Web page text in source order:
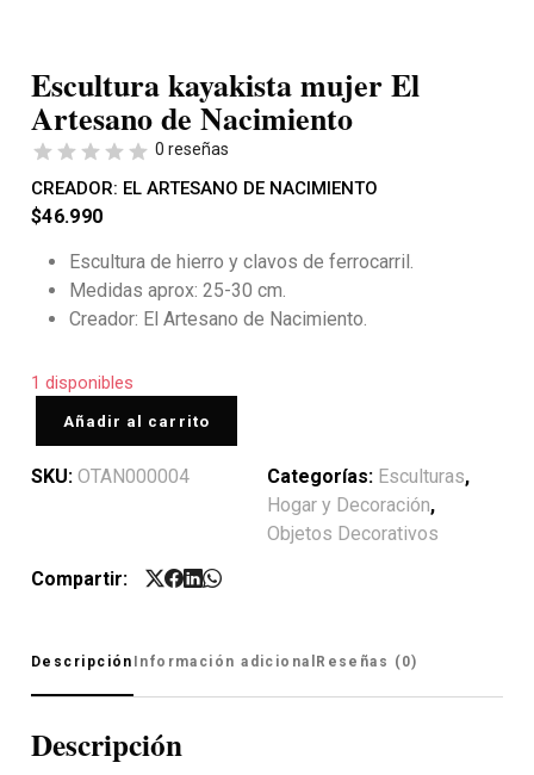
Escultura kayakista mujer El
Artesano de Nacimiento
0 reseñas
CREADOR: EL ARTESANO DE NACIMIENTO
$46.990
Escultura de hierro y clavos de ferrocarril.
Medidas aprox: 25-30 cm.
Creador: El Artesano de Nacimiento.
1 disponibles
Añadir al carrito
SKU: OTAN000004 Categorías: Esculturas,
Hogar y Decoración,
Objetos Decorativos
Compartir:
Descripción Información adicional Reseñas (0)
Descripción